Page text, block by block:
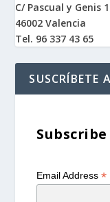
C/ Pascual y Genis
46002 Valencia
Tel. 96 337 43 65
SUSCRÍBETE
Subscribe
Email Address*